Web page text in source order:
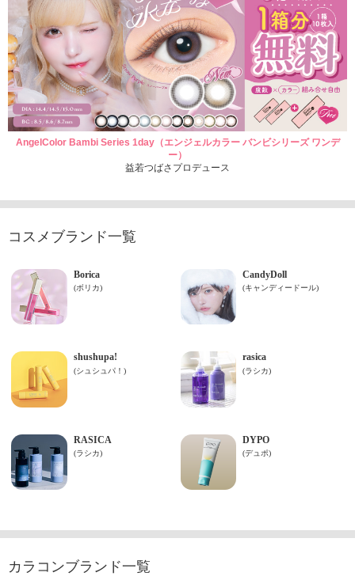
AngelColor Bambi Series 1day（エンジェルカラー バンビシリーズ ワンデ
ー）
益若つばさプロデュース
コスメブランド一覧
カラコンブランド一覧